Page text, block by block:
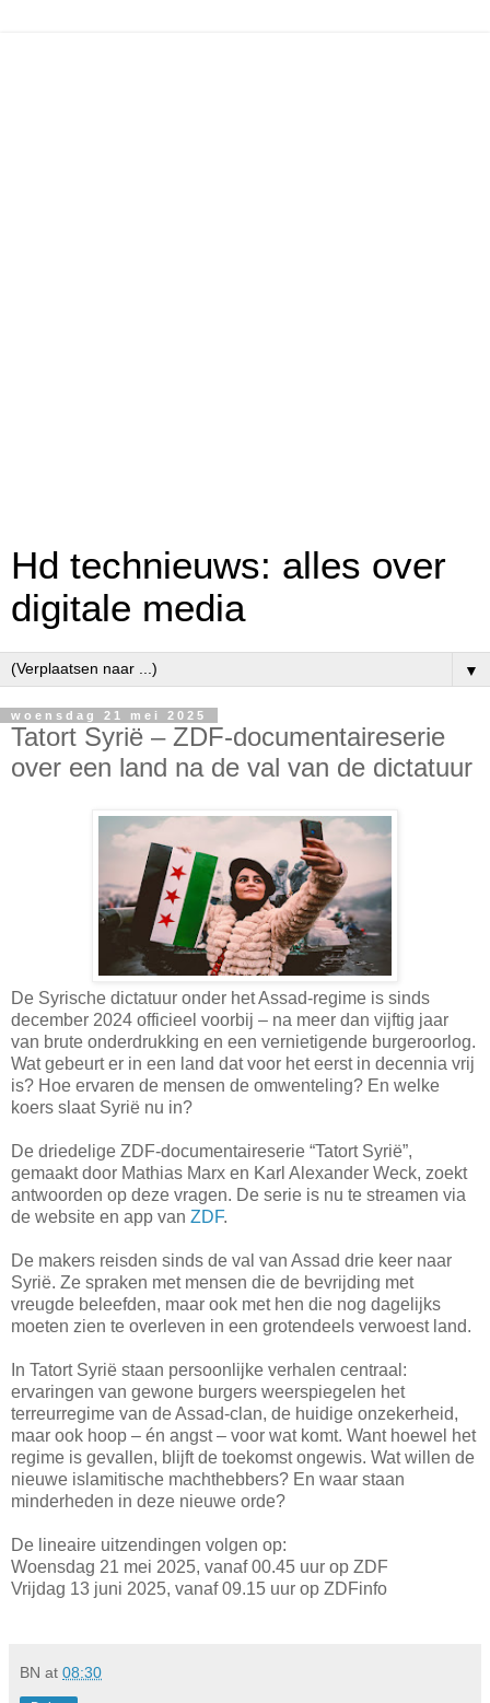
Hd technieuws: alles over
digitale media
▼
woensdag 21 mei 2025
Tatort Syrië – ZDF-documentaireserie
over een land na de val van de dictatuur
De Syrische dictatuur onder het Assad-regime is sinds
december 2024 officieel voorbij – na meer dan vijftig jaar
van brute onderdrukking en een vernietigende burgeroorlog.
Wat gebeurt er in een land dat voor het eerst in decennia vrij
is? Hoe ervaren de mensen de omwenteling? En welke
koers slaat Syrië nu in?
De driedelige ZDF-documentaireserie “Tatort Syrië”,
gemaakt door Mathias Marx en Karl Alexander Weck, zoekt
antwoorden op deze vragen. De serie is nu te streamen via
de website en app van ZDF.
De makers reisden sinds de val van Assad drie keer naar
Syrië. Ze spraken met mensen die de bevrijding met
vreugde beleefden, maar ook met hen die nog dagelijks
moeten zien te overleven in een grotendeels verwoest land.
In Tatort Syrië staan persoonlijke verhalen centraal:
ervaringen van gewone burgers weerspiegelen het
terreurregime van de Assad-clan, de huidige onzekerheid,
maar ook hoop – én angst – voor wat komt. Want hoewel het
regime is gevallen, blijft de toekomst ongewis. Wat willen de
nieuwe islamitische machthebbers? En waar staan
minderheden in deze nieuwe orde?
De lineaire uitzendingen volgen op:
Woensdag 21 mei 2025, vanaf 00.45 uur op ZDF
Vrijdag 13 juni 2025, vanaf 09.15 uur op ZDFinfo
BN at 08:30